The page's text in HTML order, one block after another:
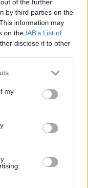
of the further
by third parties on the
information may
on the IAB’s List of
disclose it to other
one or more Google
You may click to
third-party tags to
in below Google
my
precios de la